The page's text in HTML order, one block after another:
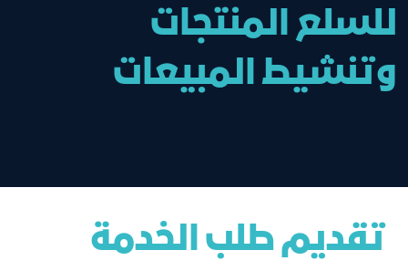
للسلع المنتجات
وتنشيط المبيعات
تقديم طلب الخدمة